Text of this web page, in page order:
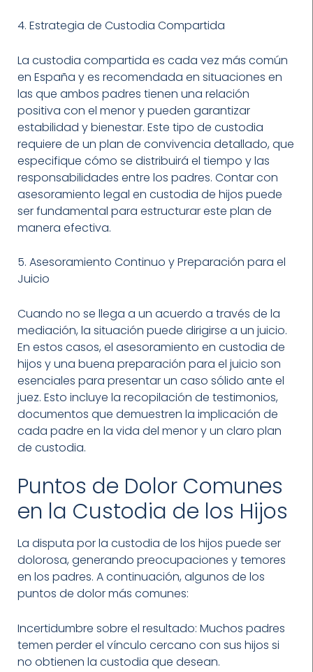
4. Estrategia de Custodia Compartida
La custodia compartida es cada vez más común
en España y es recomendada en situaciones en
las que ambos padres tienen una relación
positiva con el menor y pueden garantizar
estabilidad y bienestar. Este tipo de custodia
requiere de un plan de convivencia detallado, que
especifique cómo se distribuirá el tiempo y las
responsabilidades entre los padres. Contar con
asesoramiento legal en custodia de hijos puede
ser fundamental para estructurar este plan de
manera efectiva.
5. Asesoramiento Continuo y Preparación para el
Juicio
Cuando no se llega a un acuerdo a través de la
mediación, la situación puede dirigirse a un juicio.
En estos casos, el asesoramiento en custodia de
hijos y una buena preparación para el juicio son
esenciales para presentar un caso sólido ante el
juez. Esto incluye la recopilación de testimonios,
documentos que demuestren la implicación de
cada padre en la vida del menor y un claro plan
de custodia.
Puntos de Dolor Comunes
en la Custodia de los Hijos
La disputa por la custodia de los hijos puede ser
dolorosa, generando preocupaciones y temores
en los padres. A continuación, algunos de los
puntos de dolor más comunes:
Incertidumbre sobre el resultado: Muchos padres
temen perder el vínculo cercano con sus hijos si
no obtienen la custodia que desean.